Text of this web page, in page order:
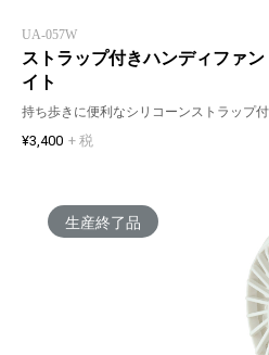
UA-057W
ストラップ付きハンディファ
イト
持ち歩きに便利なシリコーンストラップ
¥3,400 + 税
生産終了品